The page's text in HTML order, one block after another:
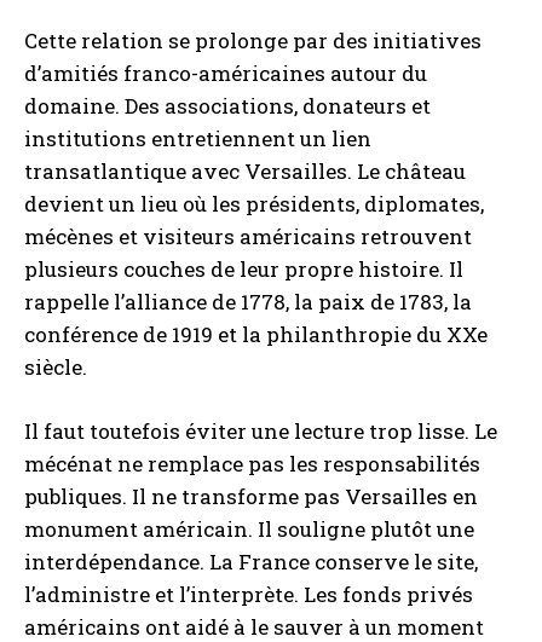
Cette relation se prolonge par des initiatives
d’amitiés franco-américaines autour du
domaine. Des associations, donateurs et
institutions entretiennent un lien
transatlantique avec Versailles. Le château
devient un lieu où les présidents, diplomates,
mécènes et visiteurs américains retrouvent
plusieurs couches de leur propre histoire. Il
rappelle l’alliance de 1778, la paix de 1783, la
conférence de 1919 et la philanthropie du XXe
siècle.
Il faut toutefois éviter une lecture trop lisse. Le
mécénat ne remplace pas les responsabilités
publiques. Il ne transforme pas Versailles en
monument américain. Il souligne plutôt une
interdépendance. La France conserve le site,
l’administre et l’interprète. Les fonds privés
américains ont aidé à le sauver à un moment